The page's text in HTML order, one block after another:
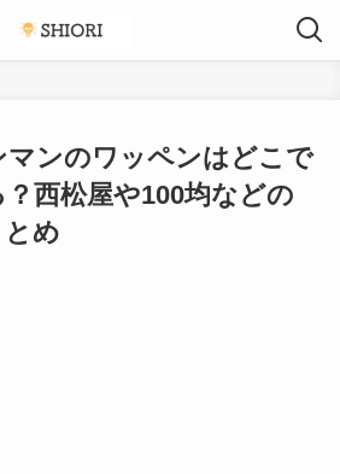
マンのワッペンはどこで
西松屋や100均などの
め